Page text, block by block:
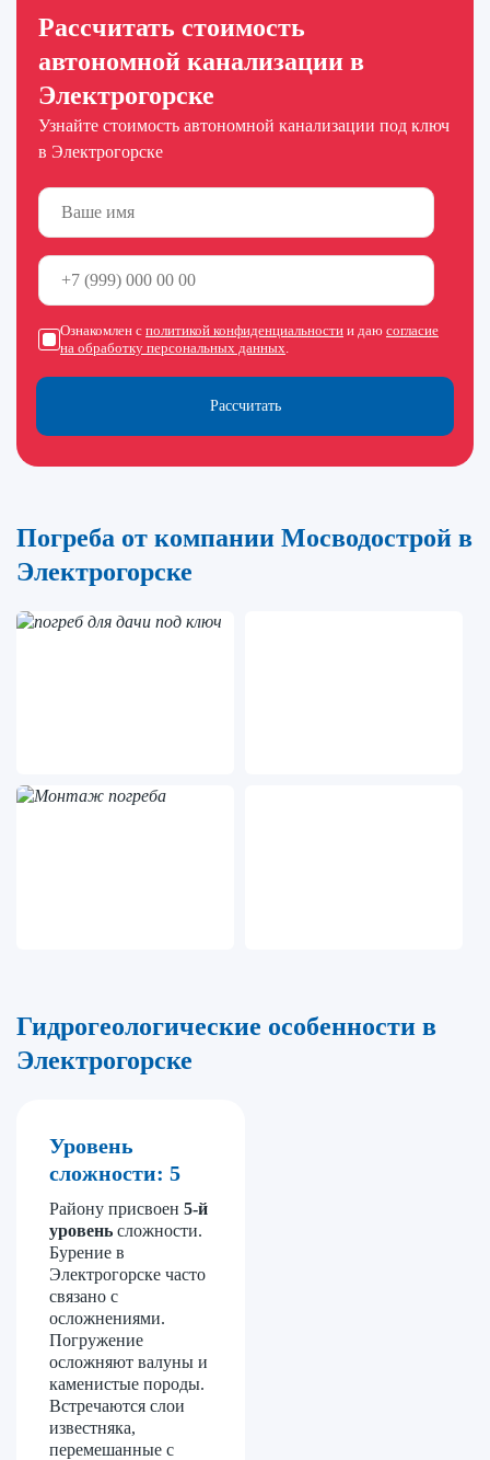
Гидрогеологические особенности в
Электрогорске
Уровень
сложности: 5
Району присвоен 5-й
уровень сложности.
Бурение в
Электрогорске часто
связано с
осложнениями.
Погружение
осложняют валуны и
каменистые породы.
Встречаются слои
известняка,
перемешанные с
Рассчитать стоимость
автономной канализации в
Электрогорске
Узнайте стоимость автономной канализации под ключ
в Электрогорске
Рассчитать
Ознакомлен с политикой конфиденциальности и даю согласие
на обработку персональных данных.
Погреба от компании Мосводострой в
Электрогорске